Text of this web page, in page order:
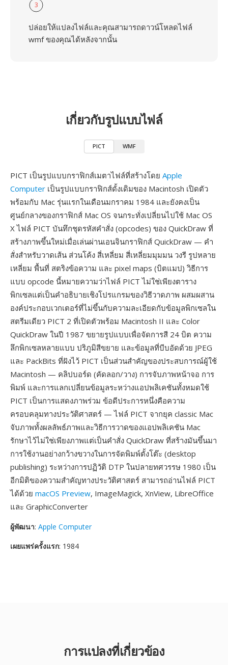
3
ปล่อยให้แปลงไฟล์และคุณสามารถดาวน์โหลดไฟล์
wmf ของคุณได้หลังจากนั้น
เกี่ยวกับรูปแบบไฟล์
PICT WMF
PICT เป็นรูปแบบกราฟิกส์เมตาไฟล์ที่สร้างโดย Apple
Computer เป็นรูปแบบกราฟิกส์ดั้งเดิมของ Macintosh เปิดตัว
พร้อมกับ Mac รุ่นแรกในเดือนมกราคม 1984 และยังคงเป็น
ศูนย์กลางของกราฟิกส์ Mac OS จนกระทั่งเปลี่ยนไปใช้ Mac OS
X ไฟล์ PICT บันทึกชุดรหัสคำสั่ง (opcodes) ของ QuickDraw ที่
สร้างภาพขึ้นใหม่เมื่อเล่นผ่านเอนจินกราฟิกส์ QuickDraw — คำ
สั่งสำหรับวาดเส้น ส่วนโค้ง สี่เหลี่ยม สี่เหลี่ยมมุมมน วงรี รูปหลาย
เหลี่ยม พื้นที่ สตริงข้อความ และ pixel maps (บิตแมป) วิธีการ
แบบ opcode นี้หมายความว่าไฟล์ PICT ไม่ใช่เพียงตาราง
พิกเซลแต่เป็นคำอธิบายเชิงโปรแกรมของวิธีวาดภาพ ผสมผสาน
องค์ประกอบเวกเตอร์ที่ไม่ขึ้นกับความละเอียดกับข้อมูลพิกเซลใน
สตรีมเดียว PICT 2 ที่เปิดตัวพร้อม Macintosh II และ Color
QuickDraw ในปี 1987 ขยายรูปแบบเพื่อจัดการสี 24 บิต ความ
ลึกพิกเซลหลายแบบ ปริภูมิสีขยาย และข้อมูลที่บีบอัดด้วย JPEG
และ PackBits ที่ฝังไว้ PICT เป็นส่วนสำคัญของประสบการณ์ผู้ใช้
Macintosh — คลิปบอร์ด (คัดลอก/วาง) การจับภาพหน้าจอ การ
พิมพ์ และการแลกเปลี่ยนข้อมูลระหว่างแอปพลิเคชันทั้งหมดใช้
PICT เป็นการแสดงภาพร่วม ข้อดีประการหนึ่งคือความ
ครอบคลุมทางประวัติศาสตร์ — ไฟล์ PICT จากยุค classic Mac
จับภาพทั้งผลลัพธ์ภาพและวิธีการวาดของแอปพลิเคชัน Mac
รักษาไว้ไม่ใช่เพียงภาพแต่เป็นคำสั่ง QuickDraw ที่สร้างมันขึ้นมา
การใช้งานอย่างกว้างขวางในการจัดพิมพ์ตั้งโต๊ะ (desktop
publishing) ระหว่างการปฏิวัติ DTP ในปลายทศวรรษ 1980 เป็น
อีกมิติของความสำคัญทางประวัติศาสตร์ สามารถอ่านไฟล์ PICT
ได้ด้วย macOS Preview, ImageMagick, XnView, LibreOffice
และ GraphicConverter
ผู้พัฒนา: Apple Computer
เผยแพร่ครั้งแรก: 1984
การแปลงที่เกี่ยวข้อง